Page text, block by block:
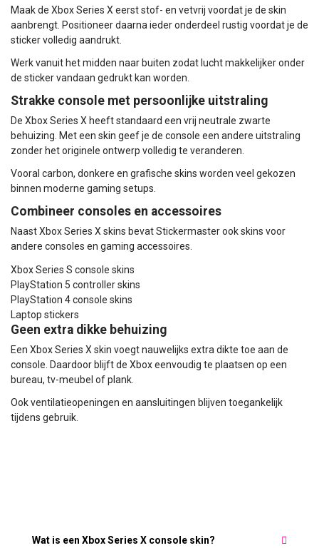
Maak de Xbox Series X eerst stof- en vetvrij voordat je de skin
aanbrengt. Positioneer daarna ieder onderdeel rustig voordat je de
sticker volledig aandrukt.
Werk vanuit het midden naar buiten zodat lucht makkelijker onder
de sticker vandaan gedrukt kan worden.
Strakke console met persoonlijke uitstraling
De Xbox Series X heeft standaard een vrij neutrale zwarte
behuizing. Met een skin geef je de console een andere uitstraling
zonder het originele ontwerp volledig te veranderen.
Vooral carbon, donkere en grafische skins worden veel gekozen
binnen moderne gaming setups.
Combineer consoles en accessoires
Naast Xbox Series X skins bevat Stickermaster ook skins voor
andere consoles en gaming accessoires.
Xbox Series S console skins
PlayStation 5 controller skins
PlayStation 4 console skins
Laptop stickers
Geen extra dikke behuizing
Een Xbox Series X skin voegt nauwelijks extra dikte toe aan de
console. Daardoor blijft de Xbox eenvoudig te plaatsen op een
bureau, tv-meubel of plank.
Ook ventilatieopeningen en aansluitingen blijven toegankelijk
tijdens gebruik.
Wat is een Xbox Series X console skin?